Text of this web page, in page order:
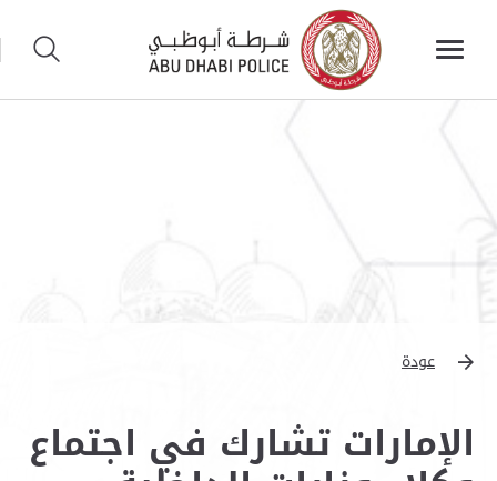
عودة
الإمارات تشارك في اجتماع